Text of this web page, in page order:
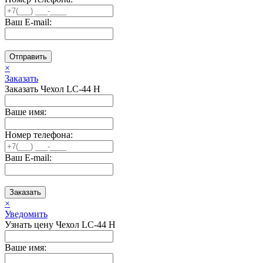
Ваш E-mail:
Отправить
×
Заказать
Заказать Чехол LC-44 H
Ваше имя:
Номер телефона:
Ваш E-mail:
Заказать
×
Уведомить
Узнать цену Чехол LC-44 H
Ваше имя: